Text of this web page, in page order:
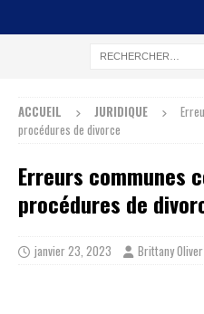
ACCUEIL JURIDIQUE
procédures de divorce
Erreurs communes
procédures de
janvier 23, 2023 Brittany Oliver